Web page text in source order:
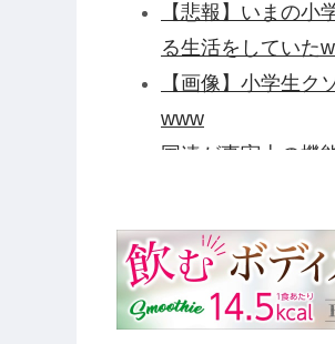
【悲報】いまの
る生活をしていた
【画像】小学生
www
国連が事実上の機
【衝撃】テレビ大
【悲報】元TOKIO
い」と叩かれ謝罪
【悲報】任天堂キ